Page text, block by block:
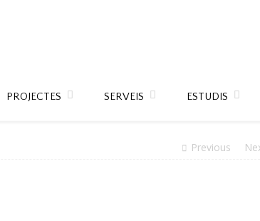
PROJECTES SERVEIS ESTUDIS
Previous